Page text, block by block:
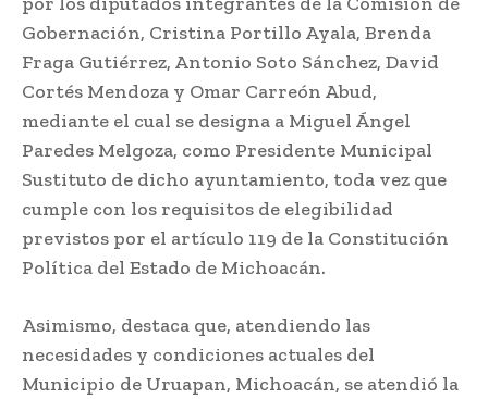
Gobernación, Cristina Portillo Ayala, Brenda
Fraga Gutiérrez, Antonio Soto Sánchez, David
Cortés Mendoza y Omar Carreón Abud,
mediante el cual se designa a Miguel Ángel
Paredes Melgoza, como Presidente Municipal
Sustituto de dicho ayuntamiento, toda vez que
cumple con los requisitos de elegibilidad
previstos por el artículo 119 de la Constitución
Política del Estado de Michoacán.
Asimismo, destaca que, atendiendo las
necesidades y condiciones actuales del
Municipio de Uruapan, Michoacán, se atendió la